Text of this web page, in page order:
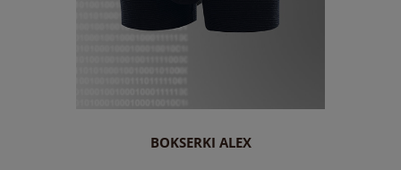
BOKSERKI ALEX